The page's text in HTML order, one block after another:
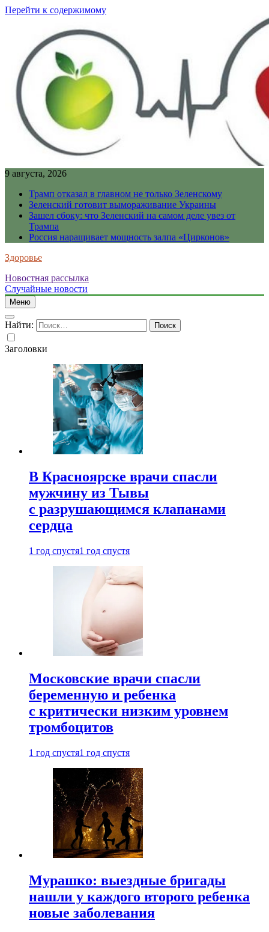
Перейти к содержимому
9 августа, 2026
Трамп отказал в главном не только Зеленскому
Зеленский готовит вымораживание Украины
Зашел сбоку: что Зеленский на самом деле увез от
Трампа
Россия наращивает мощность залпа «Цирконов»
Здоровье
Новостная рассылка
Случайные новости
Меню
Найти:
Заголовки
В Красноярске врачи спасли
мужчину из Тывы
с разрушающимся клапанами
сердца
1 год спустя1 год спустя
Московские врачи спасли
беременную и ребенка
с критически низким уровнем
тромбоцитов
1 год спустя1 год спустя
Мурашко: выездные бригады
нашли у каждого второго ребенка
новые заболевания